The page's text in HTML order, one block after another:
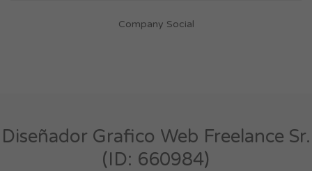
Company Social
Diseñador Grafico Web Freelance Sr.
(ID: 660984)